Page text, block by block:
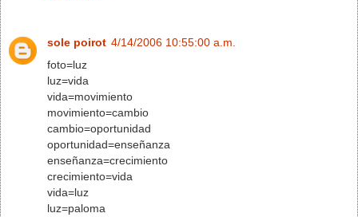
sole poirot 4/14/2006 10:55:00 a.m.
foto=luz
luz=vida
vida=movimiento
movimiento=cambio
cambio=oportunidad
oportunidad=enseñanza
enseñanza=crecimiento
crecimiento=vida
vida=luz
luz=paloma